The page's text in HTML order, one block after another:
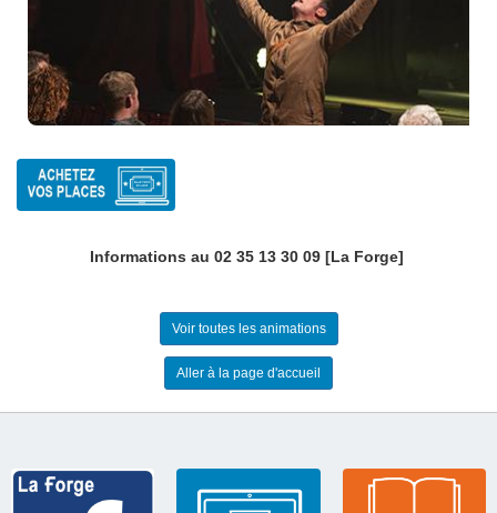
Informations au 02 35 13 30 09 [La Forge]
Voir toutes les animations
Aller à la page d'accueil